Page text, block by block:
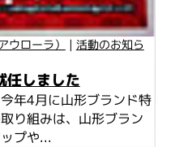
ウローラ） | 活動のお知ら
任しました
年4月に山形ブランド特
り組みは、山形ブラン
プや...